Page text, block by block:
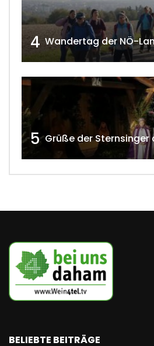
4
5
BELIEBTE BEITRÄGE